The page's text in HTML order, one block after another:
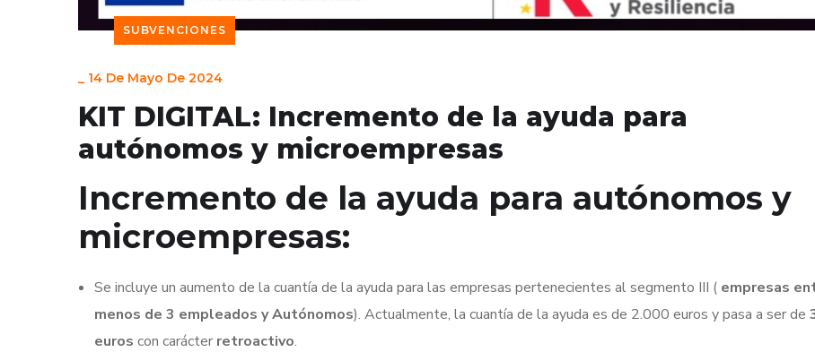
SUBVENCIONES
_ 14 De Mayo De 2024
KIT DIGITAL: Incremento de la ayuda para
autónomos y microempresas
Incremento de la ayuda para autónomos y
microempresas:
Se incluye un aumento de la cuantía de la ayuda para las empresas pertenecientes al segmento III ( empresas
menos de 3 empleados y Autónomos). Actualmente, la cuantía de la ayuda es de 2.000 euros y pasa a ser de
euros con carácter retroactivo.